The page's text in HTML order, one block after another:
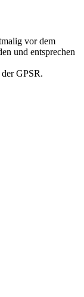
vor dem
und entsprechen
GPSR.